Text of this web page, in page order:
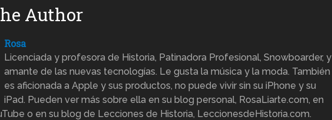
Author
Rosa
Licenciada y profesora de Historia, Patinadora Profesional, Snowboarder, y
amante de las nuevas tecnologías. Le gusta la música y la moda. También
es aficionada a Apple y sus productos, no puede vivir sin su iPhone y su
iPad. Pueden ver más sobre ella en su blog personal, RosaLiarte.com, en
o en su blog de Lecciones de Historia, LeccionesdeHistoria.com.